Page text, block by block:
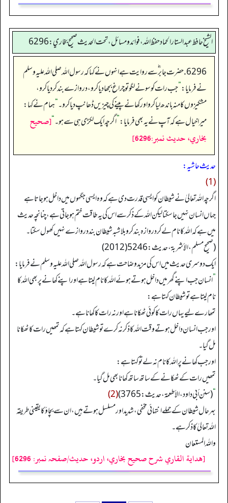
الشيخ حافط عبدالستار الحماد حفظ الله، فوائد و مسائل، تحت الحديث صحيح بخاري:6296
6296. حضرت جابر ؓ سے روایت ہے انہوں نے کہا کہ رسول اللہ صلی اللہ علیہ وسلم
نے فرمایا:”جب رات کو سونے لگو تو چراغ بجھا دیا کرو، دروازے بند کر دیا کرو،
مشکیزوں کا منہ باندھ لیا کرو اور کھانے پینے کی چیزیں ڈھانپ دیا کرو۔“ہمام نے کہا:
میرا خیال ہے کہ آپ نے یہ بھی فرمایا:”اگرچہ ایک لکڑی ہی سے ہو۔“[صحيح
بخاري، حديث نمبر:6296]
حدیث حاشیہ:
(1)
اگرچہ اللہ تعالیٰ نےشیطان کو ایسی قدرت دی ہے کہ وہ ایسی جگہوں میں داخل ہو جاتا ہے
جہاں انسان نہیں جا سکتا لیکن اللہ کے ذکر سے اس کی یہ طاقت ختم ہو جاتی ہے، چنانچہ حدیث
میں ہے کہ اللہ کا نام لے کر دروازہ بند کرو بلاشبہ شیطان بند دروازے نہیں کھول سکتا۔
(صحیح مسلم، الأشربة، حدیث: 5246(2012)
ایک دوسری حدیث میں اس کی مزید وضاحت ہے کہ رسول اللہ صلی اللہ علیہ وسلم نے فرمایا:
”انسان جب اپنے گھر میں داخل ہوتے ہوئے اللہ کا نام لیتا ہے اور اپنے کھانے پر بھی اللہ کا
نام لیتا ہے تو شیطان کہتا ہے:
تمھارے لیے یہاں رات کا کوئی ٹھکانا ہے اور نہ رات کا کھانا ہے۔
اور جب انسان داخل ہوتے وقت اللہ کا ذکر نہ کرے تو شیطان کہتا ہے کہ تمھیں رات کا ٹھکانا
مل گیا۔
اورجب کھانے پر اللہ کا نام نہ لے تو کہتا ہے:
تمھیں رات کے ٹھکانے کے ساتھ ساتھ کھانا بھی مل گیا۔
“(سنن أبي داود، الأطعمة، حدیث: 3765)
(2)
بہرحال شیطان کے حملے انتہائی مخفی، شدید اور مسلسل ہوتے ہیں، ان سے بچاؤ کا یقینی طریقہ
اللہ تعالیٰ کا ذکر ہے۔
واللہ المستعان
[هداية القاري شرح صحيح بخاري، اردو، حدیث/صفحہ نمبر: 6296]